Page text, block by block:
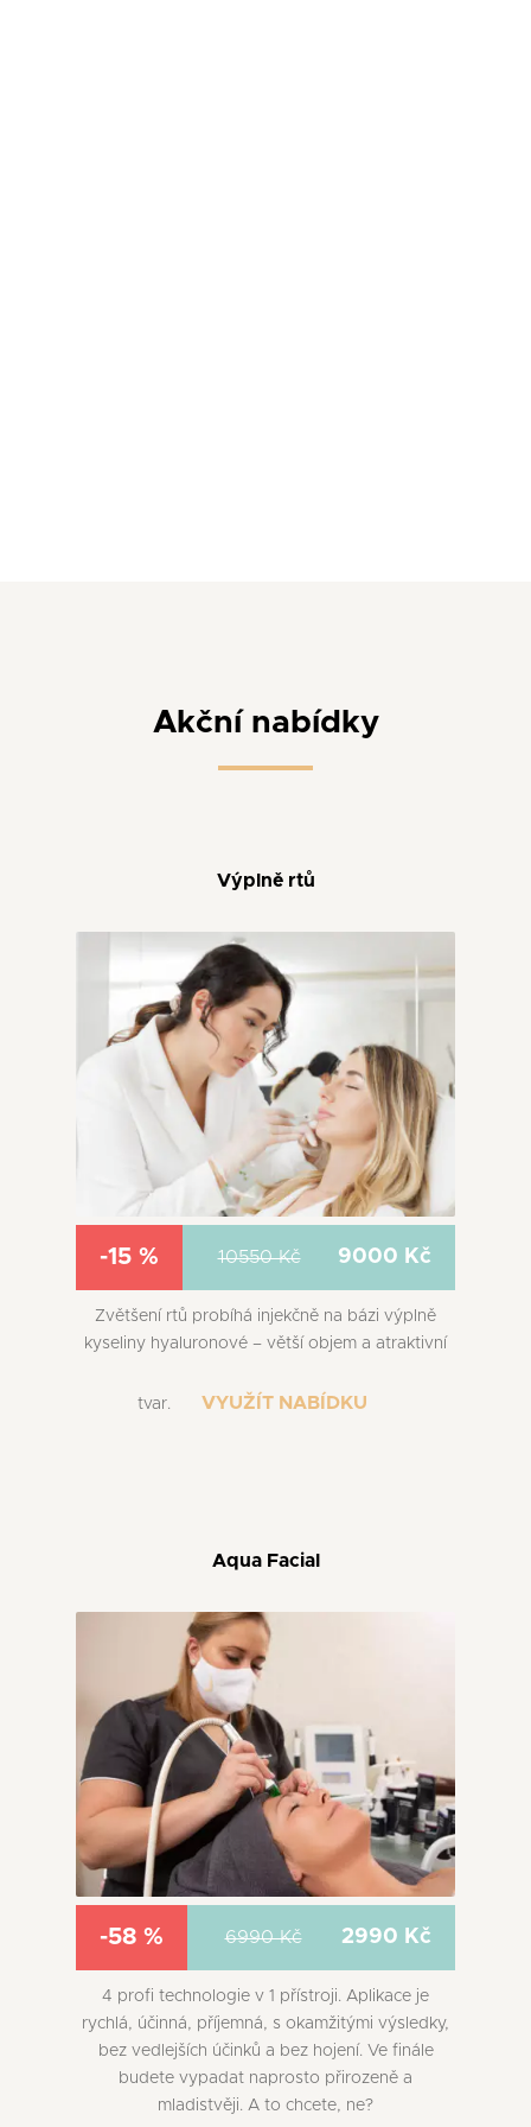
Akční nabídky
Výplně rtů
-15 % 10550 Kč 9000 Kč
Zvětšení rtů probíhá injekčně na bázi výplně
kyseliny hyaluronové – větší objem a atraktivní
tvar. VYUŽÍT NABÍDKU
Aqua Facial
-58 % 6990 Kč 2990 Kč
4 profi technologie v 1 přístroji. Aplikace je
rychlá, účinná, příjemná, s okamžitými výsledky,
bez vedlejších účinků a bez hojení. Ve finále
budete vypadat naprosto přirozeně a
mladistvěji. A to chcete, ne?